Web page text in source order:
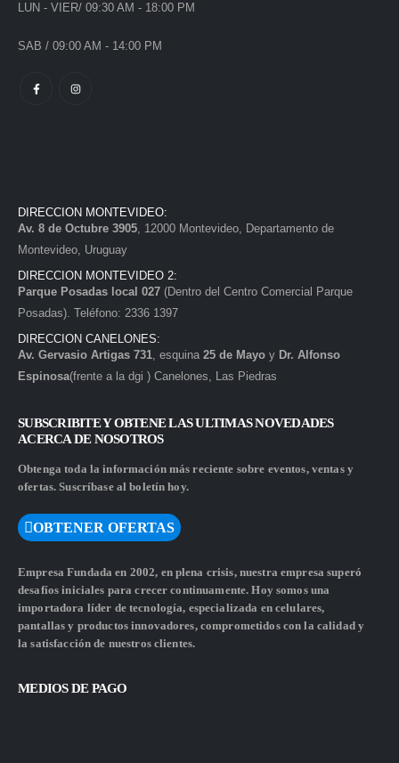
LUN - VIER/ 09:30 AM - 18:00 PM
SAB / 09:00 AM - 14:00 PM
DIRECCION MONTEVIDEO:
Av. 8 de Octubre 3905, 12000 Montevideo, Departamento de
Montevideo, Uruguay
DIRECCION MONTEVIDEO 2:
Parque Posadas local 027 (Dentro del Centro Comercial Parque
Posadas). Teléfono: 2336 1397
DIRECCION CANELONES:
Av. Gervasio Artigas 731, esquina 25 de Mayo y Dr. Alfonso
Espinosa(frente a la dgi ) Canelones, Las Piedras
SUBSCRIBITE Y OBTENE LAS ULTIMAS NOVEDADES
ACERCA DE NOSOTROS
Obtenga toda la información más reciente sobre eventos, ventas y
ofertas. Suscríbase al boletín hoy.
OBTENER OFERTAS
Empresa Fundada en 2002, en plena crisis, nuestra empresa superó
desafíos iniciales para crecer continuamente. Hoy somos una
importadora líder de tecnología, especializada en celulares,
pantallas y productos innovadores, comprometidos con la calidad y
la satisfacción de nuestros clientes.
MEDIOS DE PAGO